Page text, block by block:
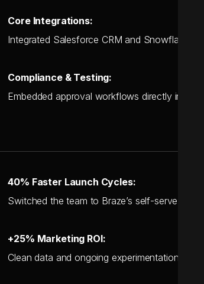
Core Integrations:
Integrated Salesforce CRM and Snowflake to
Compliance & Testing:
Embedded approval workflows directly into
40% Faster Launch Cycles:
Switched the team to Braze’s self-serve
+25% Marketing ROI:
Clean data and ongoing experimentation